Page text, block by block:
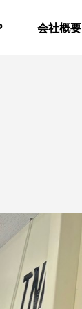
会社概要